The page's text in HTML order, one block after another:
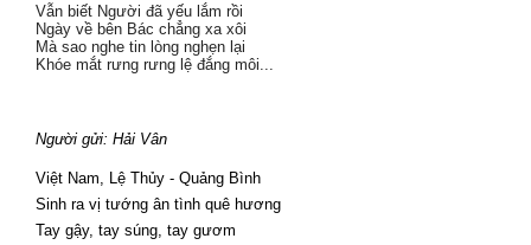
Vẫn biết Người đã yếu lắm rồi
Ngày về bên Bác chẳng xa xôi
Mà sao nghe tin lòng nghẹn lại
Khóe mắt rưng rưng lệ đắng môi...
Người gửi: Hải Vân
Việt Nam, Lệ Thủy - Quảng Bình
Sinh ra vị tướng ân tình quê hương
Tay gậy, tay súng, tay gươm